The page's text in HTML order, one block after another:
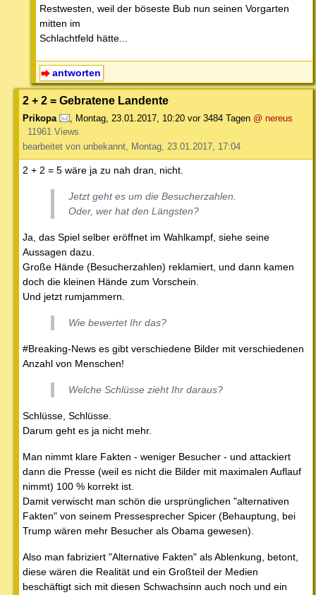
Restwesten, weil der böseste Bub nun seinen Vorgarten
mitten im
Schlachtfeld hätte...
antworten
2 + 2 = Gebratene Landente
Prikopa , Montag, 23.01.2017, 10:20 vor 3484 Tagen @ nereus
11961 Views
bearbeitet von unbekannt, Montag, 23.01.2017, 17:04
2 + 2 = 5 wäre ja zu nah dran, nicht.
Jetzt geht es um die Besucherzahlen.
Oder, wer hat den Längsten?
Ja, das Spiel selber eröffnet im Wahlkampf, siehe seine
Aussagen dazu.
Große Hände (Besucherzahlen) reklamiert, und dann kamen
doch die kleinen Hände zum Vorschein.
Und jetzt rumjammern.
Wie bewertet Ihr das?
#Breaking-News es gibt verschiedene Bilder mit verschiedenen
Anzahl von Menschen!
Welche Schlüsse zieht Ihr daraus?
Schlüsse, Schlüsse.
Darum geht es ja nicht mehr.
Man nimmt klare Fakten - weniger Besucher - und attackiert
dann die Presse (weil es nicht die Bilder mit maximalen Auflauf
nimmt) 100 % korrekt ist.
Damit verwischt man schön die ursprünglichen "alternativen
Fakten" von seinem Pressesprecher Spicer (Behauptung, bei
Trump wären mehr Besucher als Obama gewesen).
Also man fabriziert "Alternative Fakten" als Ablenkung, betont,
diese wären die Realität und ein Großteil der Medien
beschäftigt sich mit diesen Schwachsinn auch noch und ein